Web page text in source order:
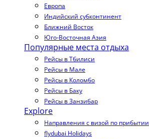
Европа
Индийский субконтинент
Ближний Восток
Юго-Восточная Азия
Популярные места отдыха
Рейсы в Тбилиси
Рейсы в Мале
Рейсы в Коломбо
Рейсы в Баку
Рейсы в Занзибар
Explore
Направления с визой по прибытии
flydubai Holidays